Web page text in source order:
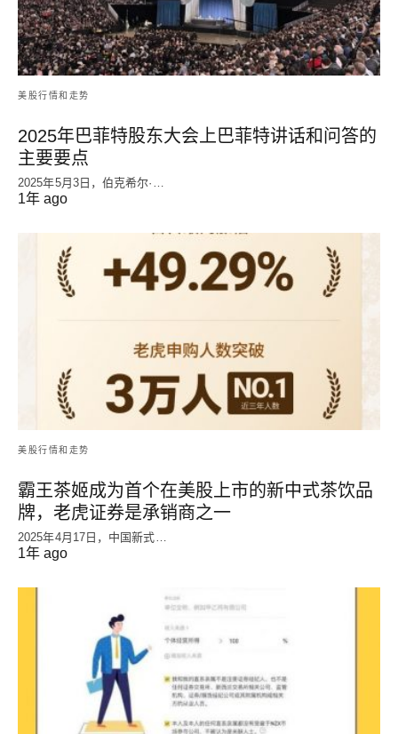
美股行情和走势
2025年巴菲特股东大会上巴菲特讲话和问答的
主要要点
2025年5月3日，伯克希尔·…
1年 ago
美股行情和走势
霸王茶姬成为首个在美股上市的新中式茶饮品
牌，老虎证券是承销商之一
2025年4月17日，中国新式…
1年 ago